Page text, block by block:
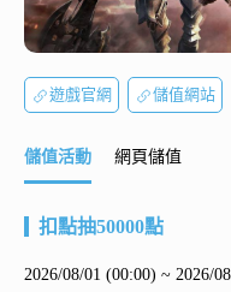
遊戲官網 儲值網站
儲值活動 網頁儲值
扣點抽50000點
2026/08/01 (00:00) ~ 2026/